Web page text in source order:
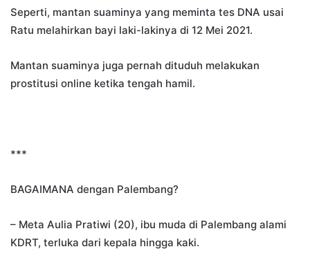
Seperti, mantan suaminya yang meminta tes DNA usai
Ratu melahirkan bayi laki-lakinya di 12 Mei 2021.
Mantan suaminya juga pernah dituduh melakukan
prostitusi online ketika tengah hamil.
***
BAGAIMANA dengan Palembang?
– Meta Aulia Pratiwi (20), ibu muda di Palembang alami
KDRT, terluka dari kepala hingga kaki.